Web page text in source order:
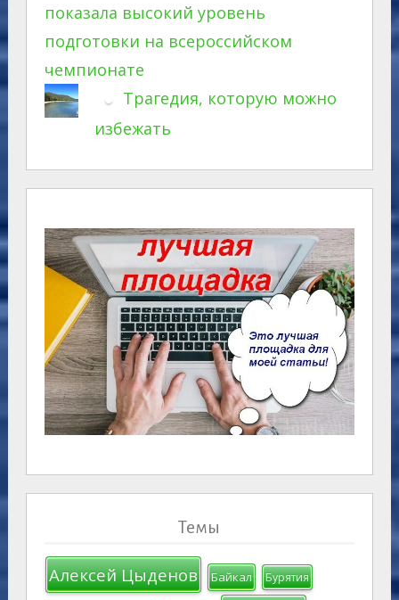
показала высокий уровень
подготовки на всероссийском
чемпионате
Трагедия, которую можно
избежать
Темы
Алексей Цыденов Байкал Бурятия